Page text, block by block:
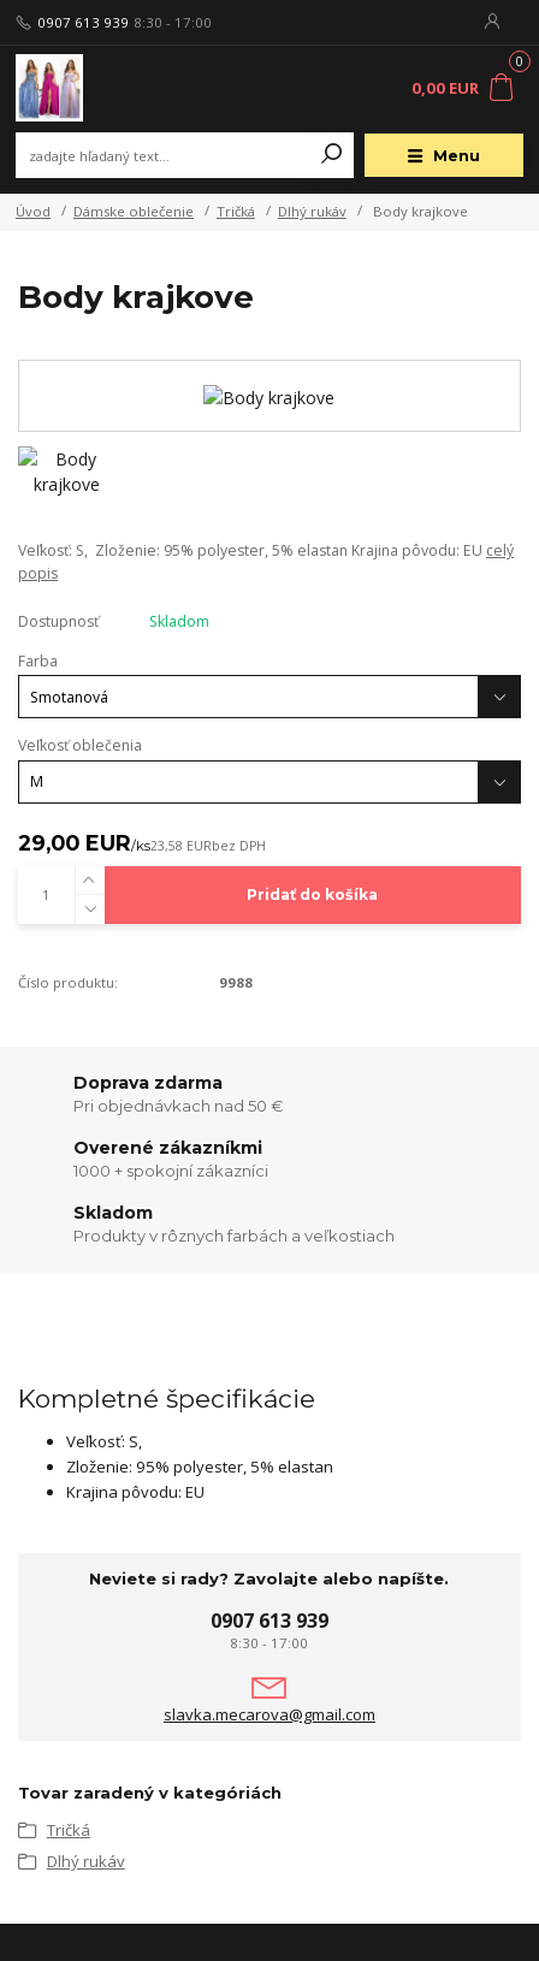
Menu
0907 613 939 8:30 - 17:00
0
0,00 EUR
Úvod Dámske oblečenie Tričká Dlhý rukáv Body krajkove
Body krajkove
Veľkosť: S, Zloženie: 95% polyester, 5% elastan Krajina pôvodu: EU celý
popis
Dostupnosť
Skladom
Farba
Veľkosť oblečenia
29,00 EUR/ks23,58 EURbez DPH
Pridať do košíka
Číslo produktu: 9988
Doprava zdarma
Pri objednávkach nad 50 €
Overené zákazníkmi
1000 + spokojní zákazníci
Skladom
Produkty v rôznych farbách a veľkostiach
Kompletné špecifikácie
Veľkosť: S,
Zloženie: 95% polyester, 5% elastan
Krajina pôvodu: EU
Neviete si rady? Zavolajte alebo napíšte.
0907 613 939
8:30 - 17:00
slavka.mecarova@gmail.com
Tovar zaradený v kategóriách
Tričká
Dlhý rukáv